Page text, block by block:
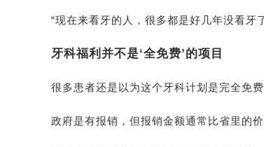
“现在来看牙的人，很多都是好几年没看牙
牙科福利并不是‘全免费’的项目
很多患者还是以为这个牙科计划是完全免
政府是有报销，但报销金额通常比省里的